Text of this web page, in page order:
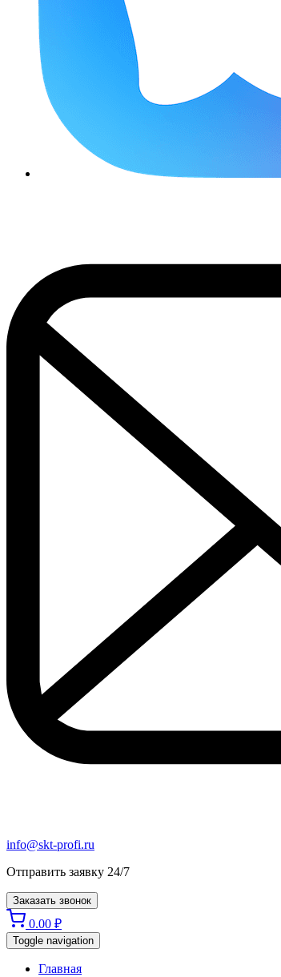
info@skt-profi.ru
Отправить заявку 24/7
Заказать звонок
0.00 ₽
Toggle navigation
Главная